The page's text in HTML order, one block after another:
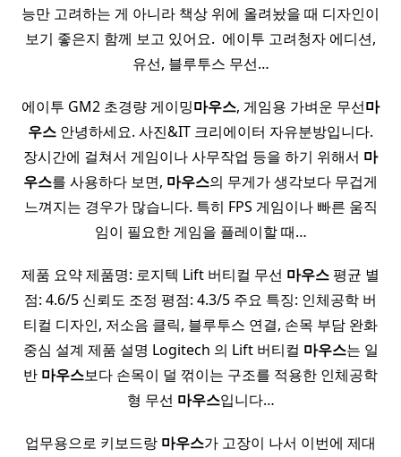
능만 고려하는 게 아니라 책상 위에 올려놨을 때 디자인이
보기 좋은지 함께 보고 있어요. ​ 에이투 고려청자 에디션,
유선, 블루투스 무선…
에이투 GM2 초경량 게이밍마우스, 게임용 가벼운 무선마
우스 안녕하세요. 사진&IT 크리에이터 자유분방입니다.
장시간에 걸쳐서 게임이나 사무작업 등을 하기 위해서 마
우스를 사용하다 보면, 마우스의 무게가 생각보다 무겁게
느껴지는 경우가 많습니다. 특히 FPS 게임이나 빠른 움직
임이 필요한 게임을 플레이할 때…
제품 요약 제품명: 로지텍 Lift 버티컬 무선 마우스평균 별
점: 4.6/5 신뢰도 조정 평점: 4.3/5 주요 특징: 인체공학 버
티컬 디자인, 저소음 클릭, 블루투스 연결, 손목 부담 완화
중심 설계 제품 설명 Logitech 의 Lift 버티컬 마우스는 일
반 마우스보다 손목이 덜 꺾이는 구조를 적용한 인체공학
형 무선 마우스입니다…
업무용으로 키보드랑 마우스가 고장이 나서 이번에 제대